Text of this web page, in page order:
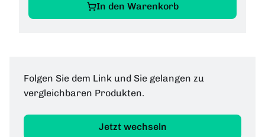
In den Warenkorb
Folgen Sie dem Link und Sie gelangen zu
vergleichbaren Produkten.
Jetzt wechseln